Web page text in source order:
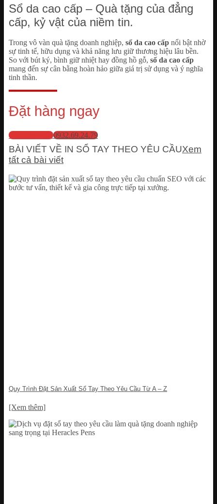
Sổ da cao cấp – Quà tặng của đẳng
cấp, kỷ vật của niềm tin.
Trong vô vàn quà tặng doanh nghiệp, sổ da cao cấp nổi bật nhờ
sự tinh tế, hữu dụng và khả năng lưu giữ thương hiệu lâu bền.
So với bút ký, bình giữ nhiệt hay đồng hồ gỗ, sổ da cao cấp
mang đến sự cân bằng hoàn hảo giữa giá trị sử dụng và ý nghĩa
tinh thần.
Đặt hàng ngay
💬 Nhắn Zalo 0932.69.24.79
BÀI VIẾT VỀ IN SỔ TAY THEO YÊU CẦUXem
tất cả bài viết
Quy Trình Đặt Sản Xuất Sổ Tay Theo Yêu Cầu Từ A – Z
[Xem thêm]